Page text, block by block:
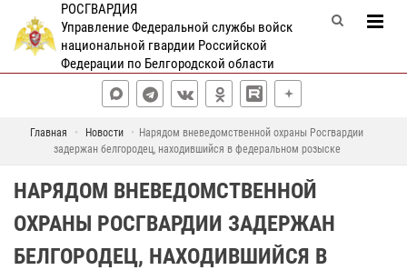
РОСГВАРДИЯ
Управление Федеральной службы войск
национальной гвардии Российской
Федерации по Белгородской области
Главная Новости
Нарядом вневедомственной охраны Росгвардии
задержан белгородец, находившийся в федеральном розыске
НАРЯДОМ ВНЕВЕДОМСТВЕННОЙ
ОХРАНЫ РОСГВАРДИИ ЗАДЕРЖАН
БЕЛГОРОДЕЦ, НАХОДИВШИЙСЯ В